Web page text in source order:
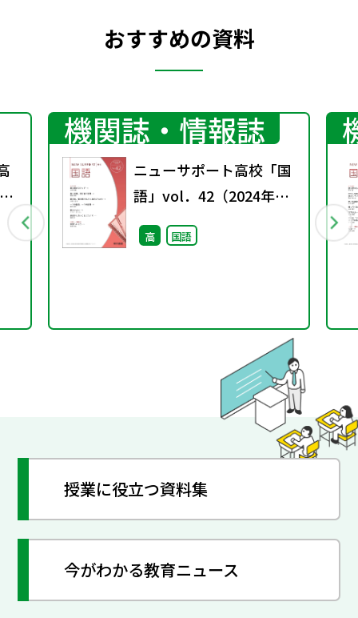
おすすめの資料
機関誌・情報誌
ニューサポート高校「国
語」vol．42（2024年秋
号）
高 国語
授業に役立つ資料集
今がわかる教育ニュース